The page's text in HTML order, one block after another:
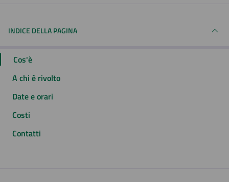
INDICE DELLA PAGINA
Cos'è
A chi è rivolto
Date e orari
Costi
Contatti